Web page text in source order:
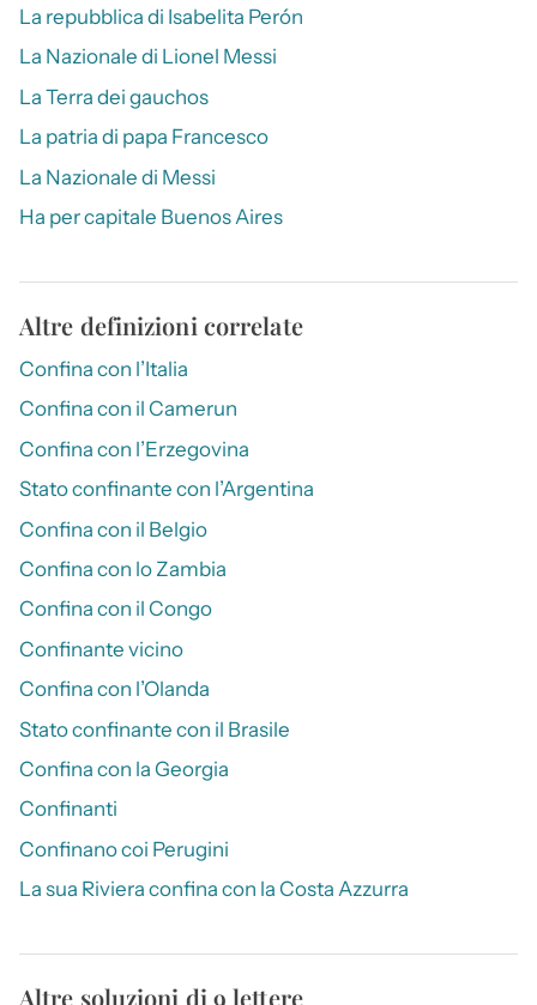
La repubblica di Isabelita Perón
La Nazionale di Lionel Messi
La Terra dei gauchos
La patria di papa Francesco
La Nazionale di Messi
Ha per capitale Buenos Aires
Altre definizioni correlate
Confina con l’Italia
Confina con il Camerun
Confina con l’Erzegovina
Stato confinante con l’Argentina
Confina con il Belgio
Confina con lo Zambia
Confina con il Congo
Confinante vicino
Confina con l’Olanda
Stato confinante con il Brasile
Confina con la Georgia
Confinanti
Confinano coi Perugini
La sua Riviera confina con la Costa Azzurra
Altre soluzioni di 9 lettere